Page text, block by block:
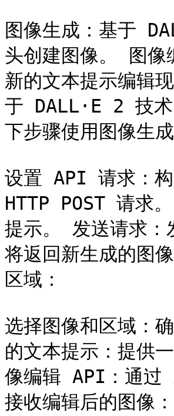
图像生成：基于
头创建图像。 图
新的文本提示编辑
于 DALL·E 2 技术
下步骤使用图像生成
设置 API 请求：
HTTP POST 请求
提示。 发送请求
将返回新生成的图
区域：
选择图像和区域：
的文本提示：提供
像编辑 API：通
接收编辑后的图像